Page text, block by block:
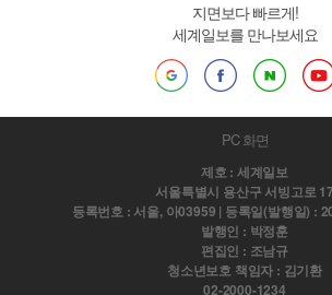
지면보다 빠르게!
세계일보를 만나보세요
PC 화면
제호 : 세계일보
서울특별시 용산구 서빙고로 17
등록번호 : 서울, 아03959 | 등록일(발행일) :
발행인 : 박정훈
편집인 : 조남규
청소년보호 책임자 : 김기환
02-2000-1234